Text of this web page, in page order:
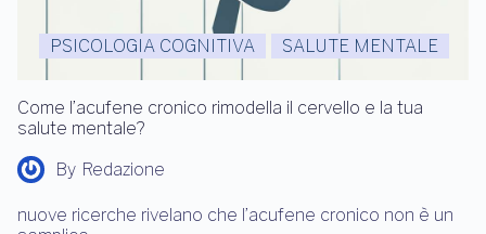
PSICOLOGIA COGNITIVA SALUTE MENTALE
Come l’acufene cronico rimodella il cervello e la tua
salute mentale?
By Redazione
nuove ricerche rivelano che l’acufene cronico non è un